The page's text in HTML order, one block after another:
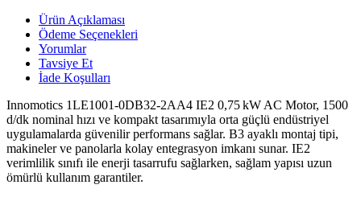
Ürün Açıklaması
Ödeme Seçenekleri
Yorumlar
Tavsiye Et
İade Koşulları
Innomotics 1LE1001-0DB32-2AA4 IE2 0,75 kW AC Motor, 1500
d/dk nominal hızı ve kompakt tasarımıyla orta güçlü endüstriyel
uygulamalarda güvenilir performans sağlar. B3 ayaklı montaj tipi,
makineler ve panolarla kolay entegrasyon imkanı sunar. IE2
verimlilik sınıfı ile enerji tasarrufu sağlarken, sağlam yapısı uzun
ömürlü kullanım garantiler.